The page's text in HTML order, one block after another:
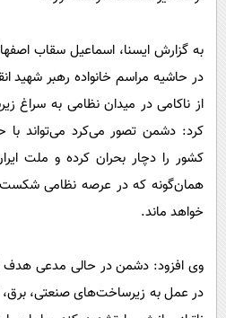
بین الملل
اجتماعی
حیات وحش
به گزارش ایسنا، اسماعیل سقاب
در حاشیه مراسم خانواده رهبر شهید
از ناکامی در میدان نظامی به سراغ
کرد: دشمن تصور می‌کرد می‌تواند با
کشور را دچار بحران کرده و ملت
همان‌گونه که در عرصه نظامی شکست
خواهد ماند.
وی افزود: دشمن در حالی مدعی هدف
در عمل به زیرساخت‌های صنعتی، برق،